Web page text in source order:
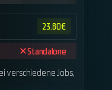
23.80€
Standalone
verschiedene Jobs,